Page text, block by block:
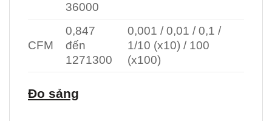
36000
CFM
0,847
đến
1271300
0,001 / 0,01 / 0,1 /
1/10 (x10) / 100
(x100)
Đo sảng